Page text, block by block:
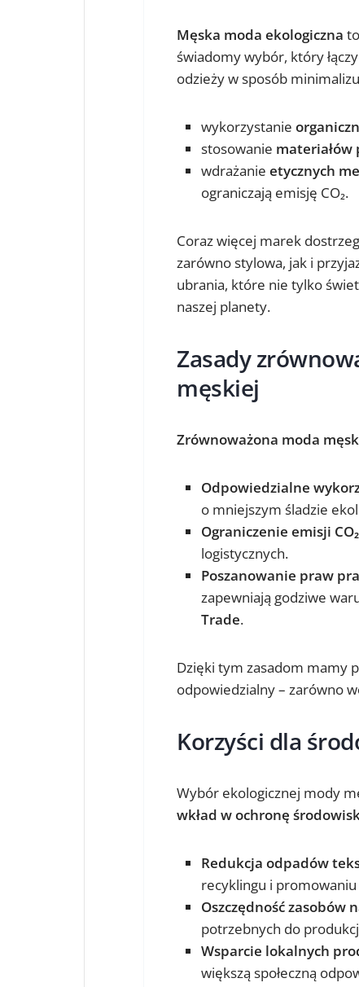
Męska moda ekologiczna
świadomy wybór, który
odzieży w sposób
wykorzystanie
stosowanie materiałów
wdrażanie etycznych
ograniczają emisję CO₂.
Coraz więcej marek
zarówno stylowa, jak i
ubrania, które nie tylko
naszej planety.
Zasady
męskiej
Zrównoważona moda
Odpowiedzialne
o mniejszym śladzie
Ograniczenie emisji CO₂
logistycznych.
Poszanowanie praw
zapewniają godziwe
Trade.
Dzięki tym zasadom mamy
odpowiedzialny – zarówno
Korzyści dla
Wybór ekologicznej mody
wkład w ochronę
Redukcja odpadów
recyklingu i promowaniu
Oszczędność zasobów
potrzebnych do
Wsparcie lokalnych
większą społeczną